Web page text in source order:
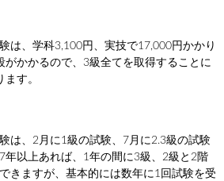
は、学科3,100円、実技で17,000円かかり
がかかるので、3級全てを取得することに
す。
は、2月に1級の試験、7月に2.3級の試験
年以上あれば、1年の間に3級、2級と2階
きますが、基本的には数年に1回試験を受